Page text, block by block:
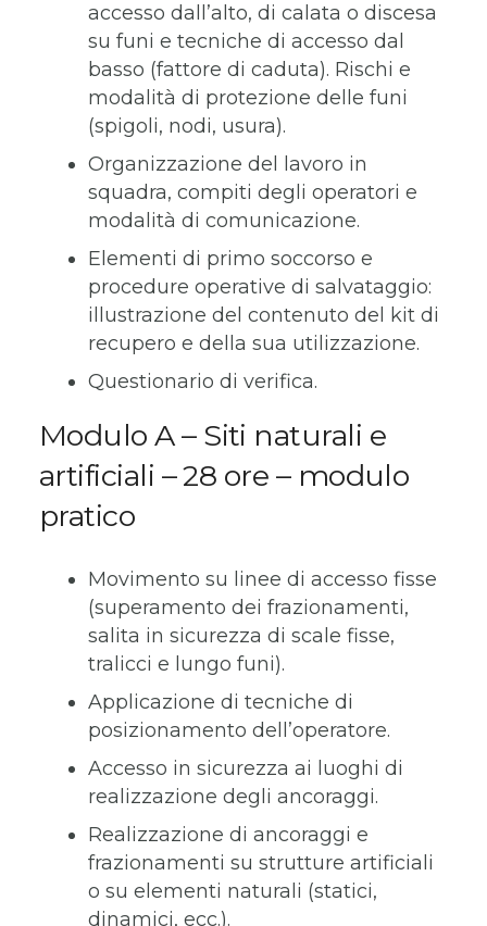
accesso dall’alto, di calata o discesa
su funi e tecniche di accesso dal
basso (fattore di caduta). Rischi e
modalità di protezione delle funi
(spigoli, nodi, usura).
Organizzazione del lavoro in
squadra, compiti degli operatori e
modalità di comunicazione.
Elementi di primo soccorso e
procedure operative di salvataggio:
illustrazione del contenuto del kit di
recupero e della sua utilizzazione.
Questionario di verifica.
Modulo A – Siti naturali e
artificiali – 28 ore – modulo
pratico
Movimento su linee di accesso fisse
(superamento dei frazionamenti,
salita in sicurezza di scale fisse,
tralicci e lungo funi).
Applicazione di tecniche di
posizionamento dell’operatore.
Accesso in sicurezza ai luoghi di
realizzazione degli ancoraggi.
Realizzazione di ancoraggi e
frazionamenti su strutture artificiali
o su elementi naturali (statici,
dinamici, ecc.).